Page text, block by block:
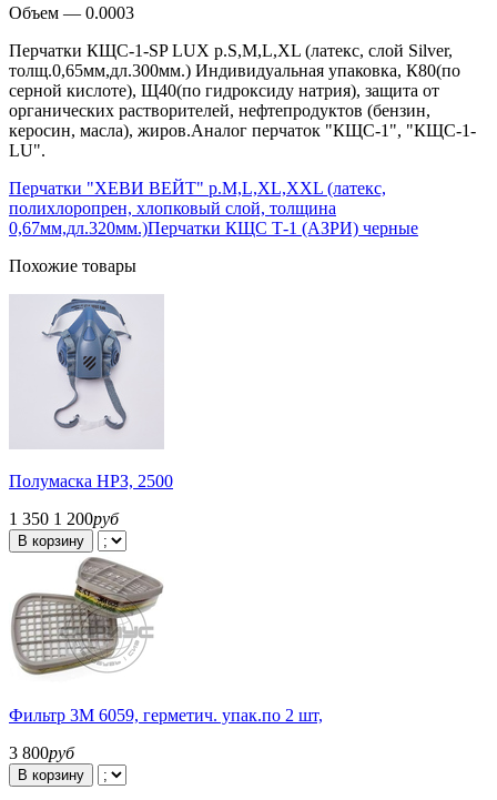
Объем — 0.0003
Перчатки КЩС-1-SP LUX р.S,M,L,XL (латекс, слой Silver,
толщ.0,65мм,дл.300мм.) Индивидуальная упаковка, К80(по
серной кислоте), Щ40(по гидроксиду натрия), защита от
органических растворителей, нефтепродуктов (бензин,
керосин, масла), жиров.Аналог перчаток "КЩС-1", "КЩС-1-
LU".
Перчатки "ХЕВИ ВЕЙТ" р.M,L,XL,XXL (латекс,
полихлоропрен, хлопковый слой, толщина
0,67мм,дл.320мм.)Перчатки КЩС Т-1 (АЗРИ) черные
Похожие товары
Полумаска НРЗ, 2500
1 350 1 200руб
В корзину
Фильтр 3М 6059, герметич. упак.по 2 шт,
3 800руб
В корзину